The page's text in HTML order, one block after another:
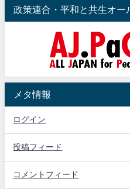
政策連合・平和と共生オー
メタ情報
ログイン
投稿フィード
コメントフィード